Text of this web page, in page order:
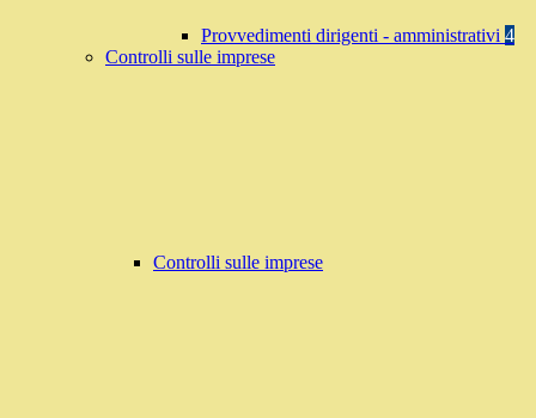
Provvedimenti dirigenti - amministrativi 4
Controlli sulle imprese
Controlli sulle imprese